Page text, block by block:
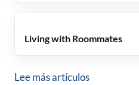
Living with Roommates
Lee más artículos